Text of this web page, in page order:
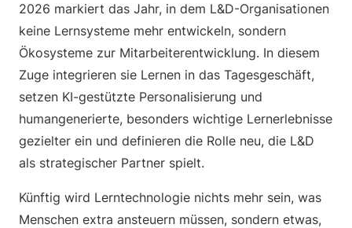
2026 markiert das Jahr, in dem L&D-Organisationen
keine Lernsysteme mehr entwickeln, sondern
Ökosysteme zur Mitarbeiterentwicklung. In diesem
Zuge integrieren sie Lernen in das Tagesgeschäft,
setzen KI-gestützte Personalisierung und
humangenerierte, besonders wichtige Lernerlebnisse
gezielter ein und definieren die Rolle neu, die L&D
als strategischer Partner spielt.
Künftig wird Lerntechnologie nichts mehr sein, was
Menschen extra ansteuern müssen, sondern etwas,